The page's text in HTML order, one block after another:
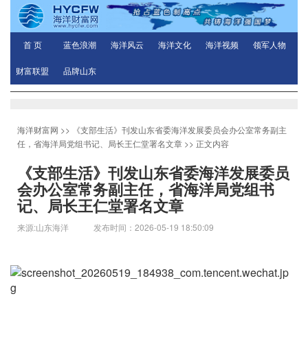
首 页 蓝色浪潮 海洋风云 海洋文化 海洋视频 领军人物
财富联盟 品牌山东
海洋财富网 >>
《支部生活》刊发山东省委海洋发展委员会办公室常务副主
任，省海洋局党组书记、局长王仁堂署名文章 >> 正文内容
《支部生活》刊发山东省委海洋发展委员
会办公室常务副主任，省海洋局党组书
记、局长王仁堂署名文章
来源:山东海洋 发布时间：2026-05-19 18:50:09